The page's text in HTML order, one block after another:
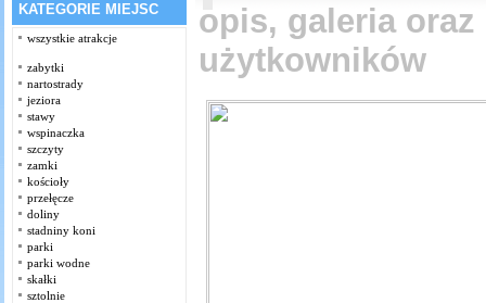
KATEGORIE MIEJSC
wszystkie atrakcje
zabytki
nartostrady
jeziora
stawy
wspinaczka
szczyty
zamki
kościoły
przełęcze
doliny
stadniny koni
parki
parki wodne
skałki
sztolnie
opis, galeria oraz
użytkowników